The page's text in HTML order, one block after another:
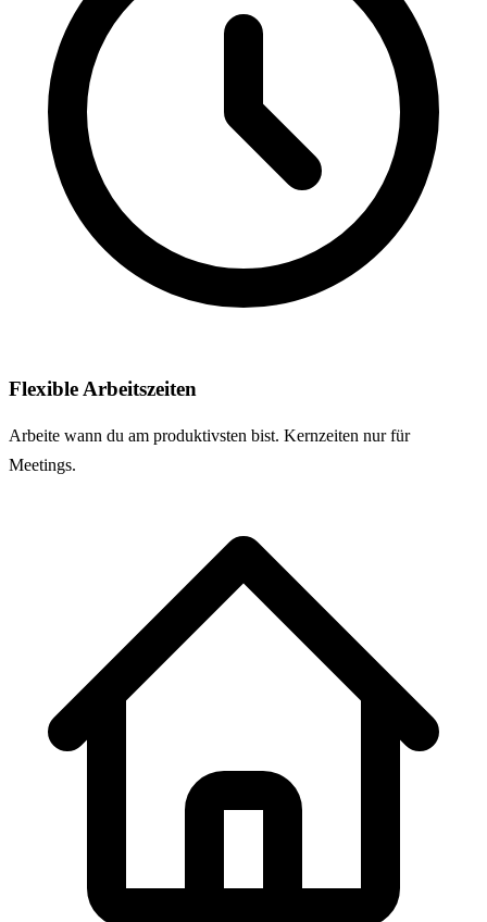
Flexible Arbeitszeiten
Arbeite wann du am produktivsten bist. Kernzeiten nur für
Meetings.